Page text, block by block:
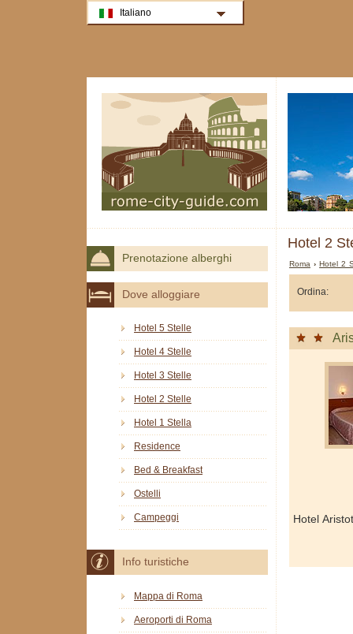
Hotel 2
Roma ›Hotel 2
Ordina:
Hotel
Prenotazione alberghi
Dove alloggiare
Hotel 5 Stelle
Hotel 4 Stelle
Hotel 3 Stelle
Hotel 2 Stelle
Hotel 1 Stella
Residence
Bed & Breakfast
Ostelli
Campeggi
Info turistiche
Mappa di Roma
Aeroporti di Roma
Italiano